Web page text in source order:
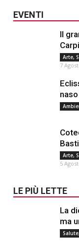
EVENTI
Il
Arte,
7
Arte,
5
LE PIÙ LETTE
La
ma